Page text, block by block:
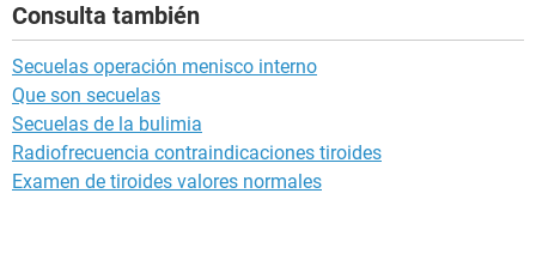
Consulta también
Secuelas operación menisco interno
Que son secuelas
Secuelas de la bulimia
Radiofrecuencia contraindicaciones tiroides
Examen de tiroides valores normales